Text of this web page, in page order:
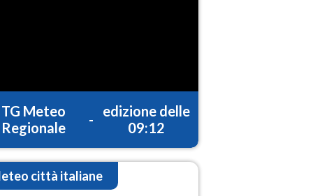
TG Meteo
Regionale
-
edizione delle
09:12
città italiane